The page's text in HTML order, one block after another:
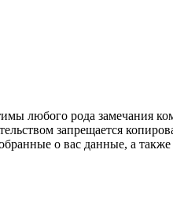
любого рода замечания
запрещается
о вас данные, а также